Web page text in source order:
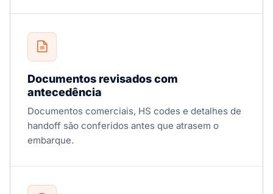
Documentos revisados com
antecedência
Documentos comerciais, HS codes e detalhes de
handoff são conferidos antes que atrasem o
embarque.